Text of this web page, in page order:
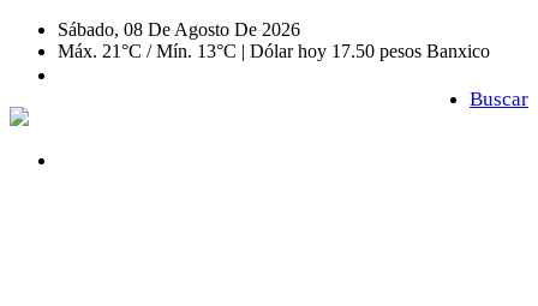
Sábado, 08 De Agosto De 2026
Máx. 21°C / Mín. 13°C | Dólar hoy 17.50 pesos Banxico
Buscar